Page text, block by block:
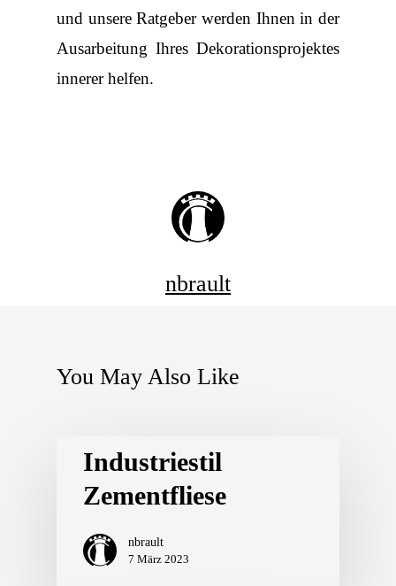
und unsere Ratgeber werden Ihnen in der
Ausarbeitung Ihres Dekorationsprojektes
innerer helfen.
nbrault
You May Also Like
Industriestil
Zementfliese
nbrault
7 März 2023